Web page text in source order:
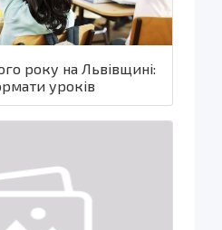
року на Львівщині:
уроків